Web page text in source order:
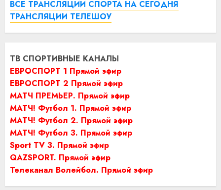
ВСЕ ТРАНСЛЯЦИИ СПОРТА НА СЕГОДНЯ
ТРАНСЛЯЦИИ ТЕЛЕШОУ
ТВ СПОРТИВНЫЕ КАНАЛЫ
ЕВРОСПОРТ 1 Прямой эфир
ЕВРОСПОРТ 2 Прямой эфир
МАТЧ ПРЕМЬЕР. Прямой эфир
МАТЧ! Футбол 1. Прямой эфир
МАТЧ! Футбол 2. Прямой эфир
МАТЧ! Футбол 3. Прямой эфир
Sport TV 3. Прямой эфир
QAZSPORT. Прямой эфир
Телеканал Волейбол. Прямой эфир